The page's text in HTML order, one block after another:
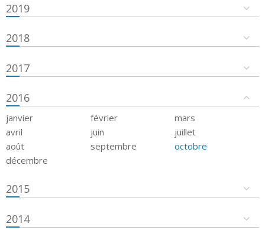
2019
2018
2017
2016
janvier février
mars
avril
juin
juillet
août
septembre
octobre
décembre
2015
2014